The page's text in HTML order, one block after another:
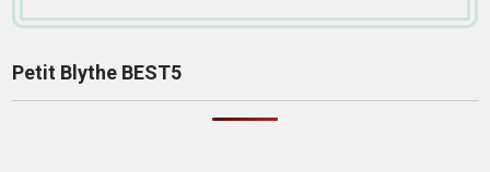
Petit Blythe BEST5